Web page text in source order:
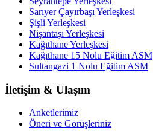
Sarıyer Çayırbaşı Yerleşkesi
Şişli Yerleşkesi
Nişantaşı Yerleşkesi
Kağıthane Yerleşkesi
Kağıthane 15 Nolu Eğitim ASM
Sultangazi 1 Nolu Eğitim ASM
İletişim & Ulaşım
Anketlerimiz
Öneri ve Görüşleriniz